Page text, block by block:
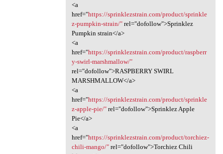
<a
href="https://sprinklezstrain.com/product/sprinkle
z-pumpkin-strain/"rel="dofollow">Sprinklez
Pumpkin strain</a>
<a
href="https://sprinklezstrain.com/product/raspberr
y-swirl-marshmallow/"
rel="dofollow">RASPBERRY SWIRL
MARSHMALLOW</a>
<a
href="https://sprinklezstrain.com/product/sprinkle
z-apple-pie/"rel="dofollow">Sprinklez Apple
Pie</a>
<a
href="https://sprinklezstrain.com/product/torchiez-
chili-mango/"rel="dofollow">Torchiez Chili